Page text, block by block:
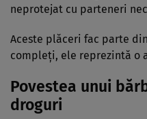
neprotejat cu parteneri
Aceste plăceri fac parte
compleți, ele reprezintă o
Povestea unui
droguri